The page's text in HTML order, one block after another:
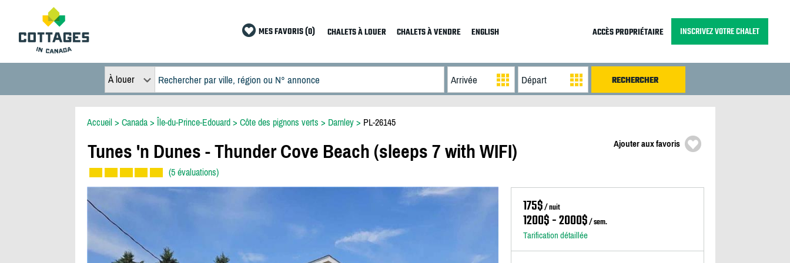
MES FAVORIS (0) CHALETS À LOUER CHALETS À VENDRE ENGLISH ACCÈS PROPRIÉTAIRE INSCRIVEZ VOTRE CHALET
À louer
Accueil> Canada> Île-du-Prince-Edouard> Côte des pignons verts > Darnley> PL-26145
Tunes 'n Dunes - Thunder Cove Beach (sleeps 7 with WIFI)
(5 évaluations)
Ajouter aux favoris
175$/ nuit
1200$ - 2000$/ sem.
Tarification détaillée